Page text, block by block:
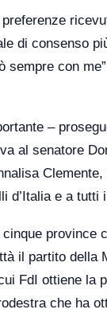
di consenso
sempre con
–
al senatore
d’Italia e a
province
il partito della
FdI ottiene la
che ha